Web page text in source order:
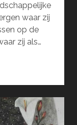
waar zij
op de
zij als…